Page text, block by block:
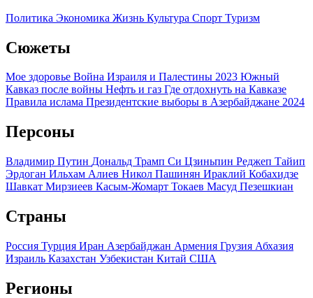
Политика Экономика Жизнь Культура Спорт Туризм
Сюжеты
Мое здоровье Война Израиля и Палестины 2023 Южный
Кавказ после войны Нефть и газ Где отдохнуть на Кавказе
Правила ислама Президентские выборы в Азербайджане 2024
Персоны
Владимир Путин Дональд Трамп Си Цзиньпин Реджеп Тайип
Эрдоган Ильхам Алиев Никол Пашинян Ираклий Кобахидзе
Шавкат Мирзиеев Касым-Жомарт Токаев Масуд Пезешкиан
Страны
Россия Турция Иран Азербайджан Армения Грузия Абхазия
Израиль Казахстан Узбекистан Китай США
Регионы